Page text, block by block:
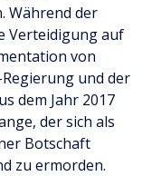
Während der
Verteidigung auf
von
und der
dem Jahr 2017
der sich als
Botschaft
zu ermorden.